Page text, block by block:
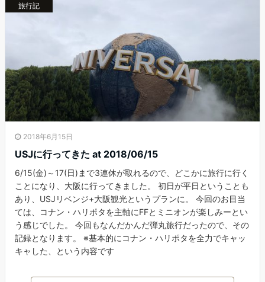
旅行記
2018年6月15日
USJに行ってきた at 2018/06/15
6/15(金)～17(日)まで3連休が取れるので、どこかに旅行に行く
ことになり、大阪に行ってきました。 初日が平日ということも
あり、USJリベンジ+大阪観光というプランに。 今回のお目当
ては、コナン・ハリポタを主軸にFFとミニオンが楽しみーとい
う感じでした。 今回もなんだかんだ弾丸旅行だったので、その
記録となります。 ※基本的にコナン・ハリポタを全力でキャッ
キャした、という内容です